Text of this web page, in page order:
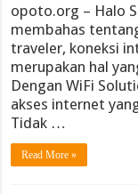
opoto.org – Halo
membahas
traveler, koneksi
merupakan hal
Dengan WiFi
akses internet
Tidak …
Read More »